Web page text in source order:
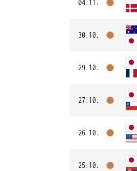
04.11.
30.10.
29.10.
27.10.
26.10.
25.10.